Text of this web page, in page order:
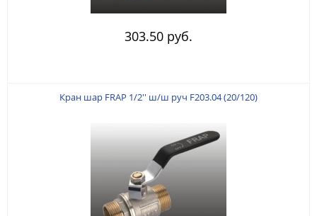
303.50 руб.
Кран шар FRAP 1/2'' ш/ш руч F203.04 (20/120)